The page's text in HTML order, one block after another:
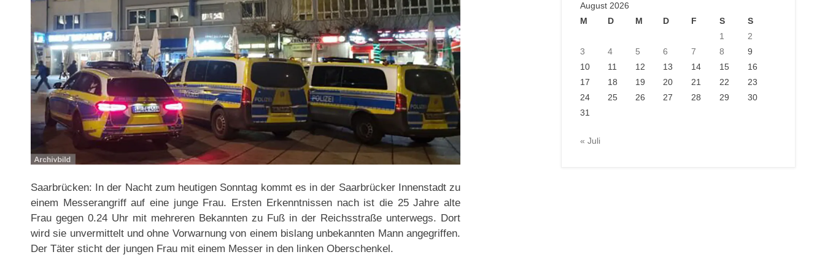
Saarbrücken: In der Nacht zum heutigen Sonntag kommt es in der Saarbrücker Innenstadt zu
einem Messerangriff auf eine junge Frau. Ersten Erkenntnissen nach ist die 25 Jahre alte
Frau gegen 0.24 Uhr mit mehreren Bekannten zu Fuß in der Reichsstraße unterwegs. Dort
wird sie unvermittelt und ohne Vorwarnung von einem bislang unbekannten Mann angegriffen.
Der Täter sticht der jungen Frau mit einem Messer in den linken Oberschenkel.
August 2026
M
D M D F S
S
1
2
3
4 5 6 7 8
9
10
11 12 13 14 15
16
17
18 19 20 21 22
23
24
25 26 27 28 29
30
31
« Juli